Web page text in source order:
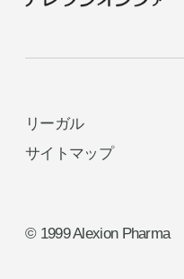
リーガル
サイトマップ
© 1999 Alexion Pharma